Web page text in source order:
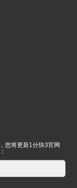
您将更新1分快3官网